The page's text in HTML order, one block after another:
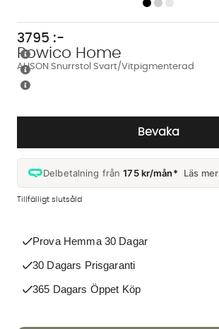
ALISON Snurrstol Svart/Vitpigmenterad
Rowico Home
3795 :-
Bevaka
Delbetalning från175 kr/mån* Läs mer
Tillfälligt slutsåld
Prova Hemma 30 Dagar
30 Dagars Prisgaranti
365 Dagars Öppet Köp